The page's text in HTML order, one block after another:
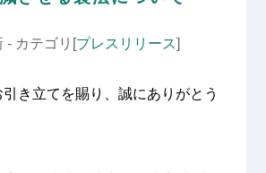
- カテゴリ[プレスリリース]
き立てを賜り、誠にありがとう